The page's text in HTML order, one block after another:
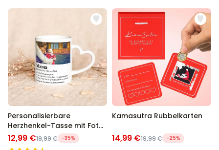
Personalisierbare
Herzhenkel-Tasse mit Foto
und Definition
12,99 €19,99 € -35%
Kamasutra Rubbelkarten
14,99 €19,99 € -25%